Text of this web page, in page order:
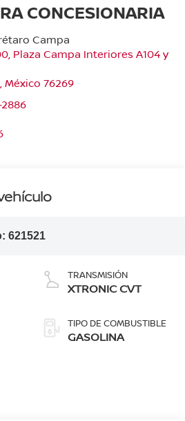
CONCESIONARIA
Campa
Plaza Campa Interiores A104 y
, México 76269
2886
621521
TRANSMISIÓN
XTRONIC CVT
TIPO DE COMBUSTIBLE
GASOLINA